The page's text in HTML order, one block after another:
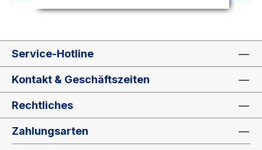
Service-Hotline
Kontakt & Geschäftszeiten
Rechtliches
Zahlungsarten